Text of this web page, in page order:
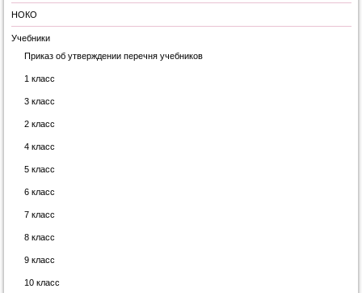
НОКО
Учебники
Приказ об утверждении перечня учебников
1 класс
3 класс
2 класс
4 класс
5 класс
6 класс
7 класс
8 класс
9 класс
10 класс